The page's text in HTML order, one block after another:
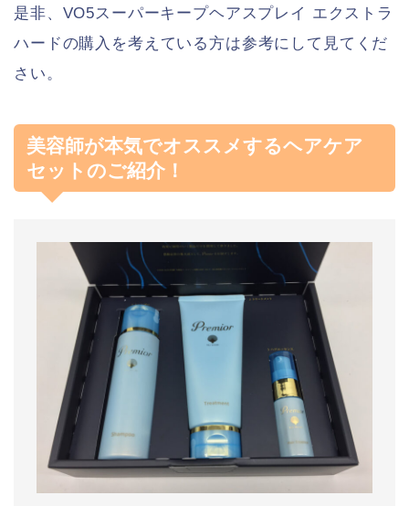
是非、VO5スーパーキープヘアスプレイ エクストラ
ハードの購入を考えている方は参考にして見てくだ
さい。
美容師が本気でオススメするヘアケア
セットのご紹介！